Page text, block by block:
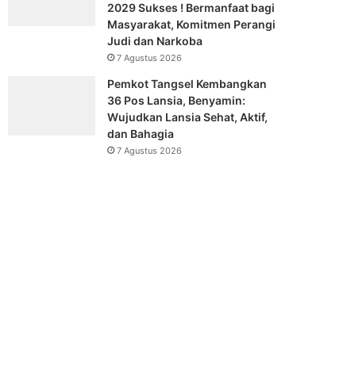
2029 Sukses ! Bermanfaat bagi
Masyarakat, Komitmen Perangi
Judi dan Narkoba
7 Agustus 2026
Pemkot Tangsel Kembangkan
36 Pos Lansia, Benyamin:
Wujudkan Lansia Sehat, Aktif,
dan Bahagia
7 Agustus 2026